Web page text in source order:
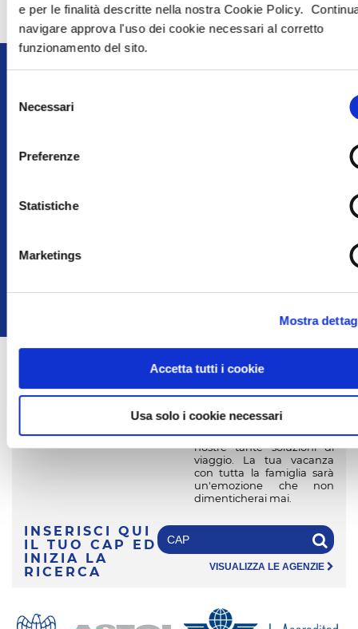
e per le finalità descritte nella nostra Cookie Policy.
navigare approva l'uso dei cookie necessari al corretto
funzionamento del sito.
delNecessari
Preferenze
Statistiche
Marketings
Mostra
Accetta tutti i cookie
Usa solo i cookie necessari
Pagina 1di3 1 3
ISCRIVITI SUBITOALLA
Se hai già trovato la tua
non sei ancora convinto su
dove andare, cerca
l’Agenzia più vicina a te e
fatti consigliare tra le
nostre tante soluzioni di
viaggio. La tua vacanza
con tutta la famiglia sarà
un'emozione che non
dimenticherai mai.
INSERISCI QUI
IL TUO CAP
ED
INIZIA LA
RICERCA
VISUALIZZA LE AGENZIE